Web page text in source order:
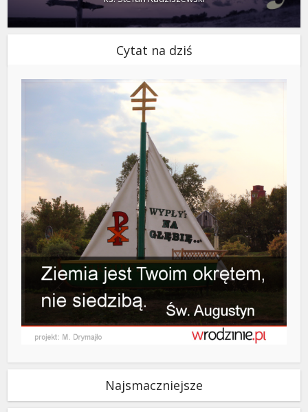
Cytat na dziś
Najsmaczniejsze